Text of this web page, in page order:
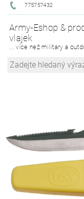
775757432
Army-Eshop &
vlajek
... více než military a